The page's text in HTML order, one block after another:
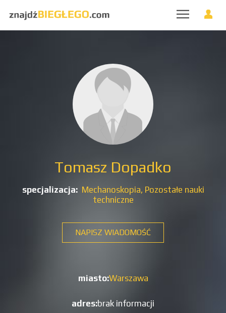
Tomasz Dopadko
specjalizacja: Mechanoskopia, Pozostałe nauki
techniczne
NAPISZ WIADOMOŚĆ
miasto:Warszawa
adres:brak informacji